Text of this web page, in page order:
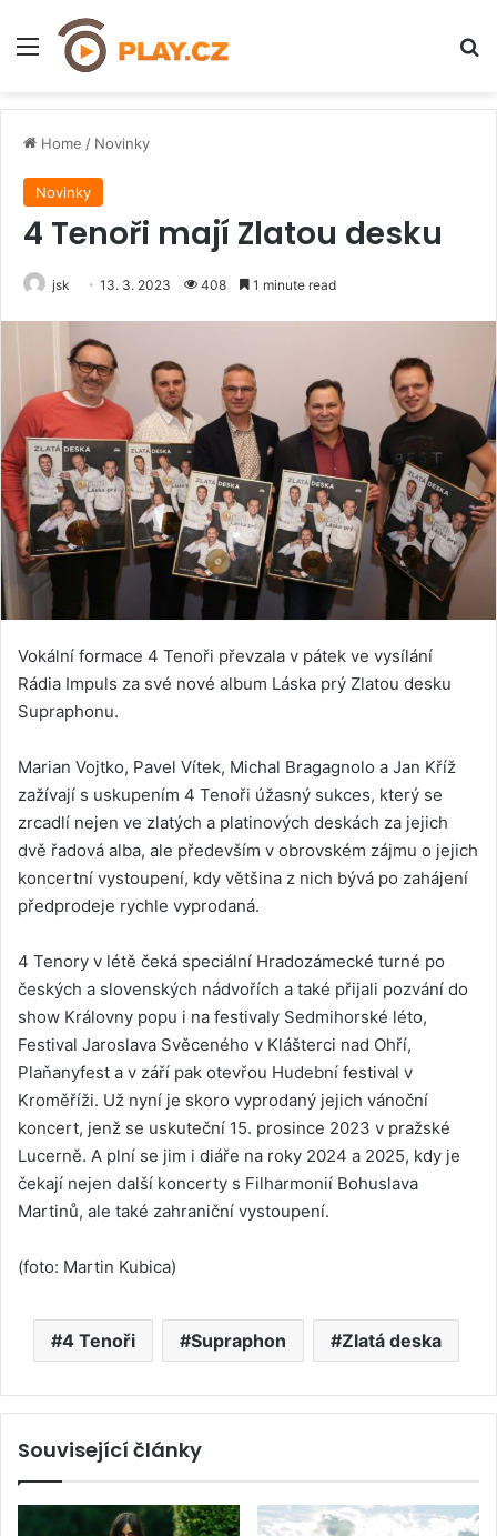
Menu
Home / Novinky
Novinky
4 Tenoři mají Zlatou desku
jsk 13. 3. 2023 408 1 minute read
Vokální formace 4 Tenoři převzala v pátek ve vysílání
Rádia Impuls za své nové album Láska prý Zlatou desku
Supraphonu.
Marian Vojtko, Pavel Vítek, Michal Bragagnolo a Jan Kříž
zažívají s uskupením 4 Tenoři úžasný sukces, který se
zrcadlí nejen ve zlatých a platinových deskách za jejich
dvě řadová alba, ale především v obrovském zájmu o jejich
koncertní vystoupení, kdy většina z nich bývá po zahájení
předprodeje rychle vyprodaná.
4 Tenory v létě čeká speciální Hradozámecké turné po
českých a slovenských nádvořích a také přijali pozvání do
show Královny popu i na festivaly Sedmihorské léto,
Festival Jaroslava Svěceného v Klášterci nad Ohří,
Plaňanyfest a v září pak otevřou Hudební festival v
Kroměříži. Už nyní je skoro vyprodaný jejich vánoční
koncert, jenž se uskuteční 15. prosince 2023 v pražské
Lucerně. A plní se jim i diáře na roky 2024 a 2025, kdy je
čekají nejen další koncerty s Filharmonií Bohuslava
Martinů, ale také zahraniční vystoupení.
(foto: Martin Kubica)
4 Tenoři Supraphon Zlatá deska
Související články